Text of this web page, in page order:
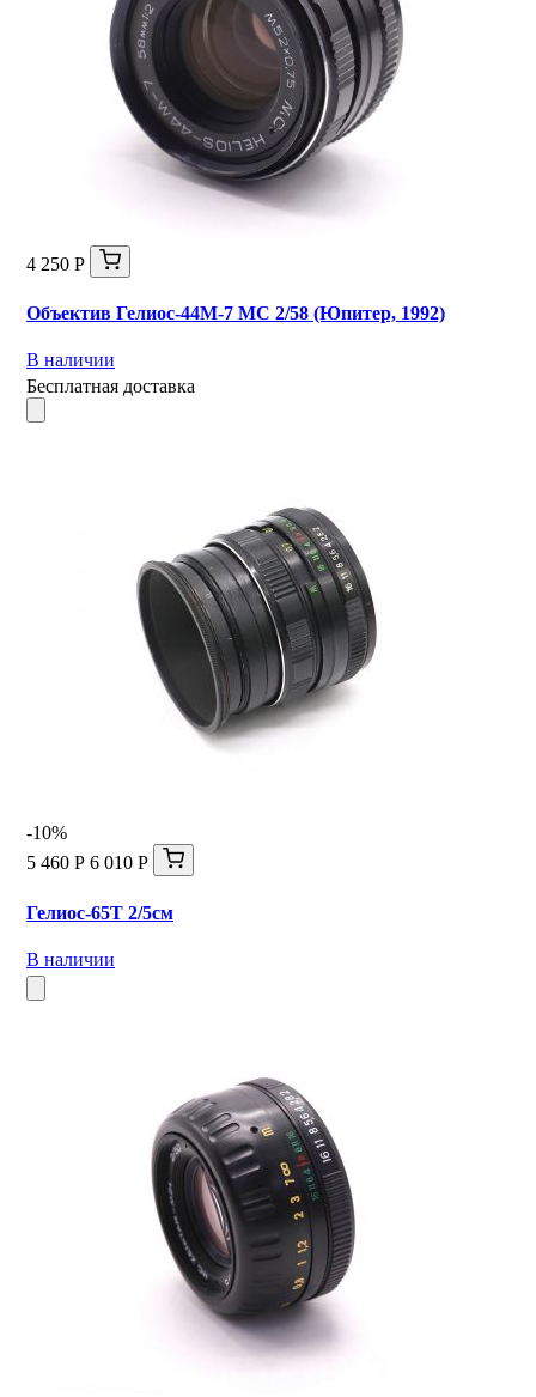
4 250 Р
Объектив Гелиос-44М-7 МС 2/58 (Юпитер, 1992)
В наличии
Бесплатная доставка
-10%
5 460 Р 6 010 Р
Гелиос-65Т 2/5см
В наличии